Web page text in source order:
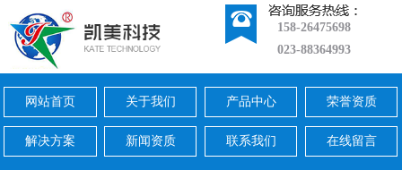
158-26475698
023-88364993
网站首页 关于我们 产品中心 荣誉资质
解决方案 新闻资质 联系我们 在线留言